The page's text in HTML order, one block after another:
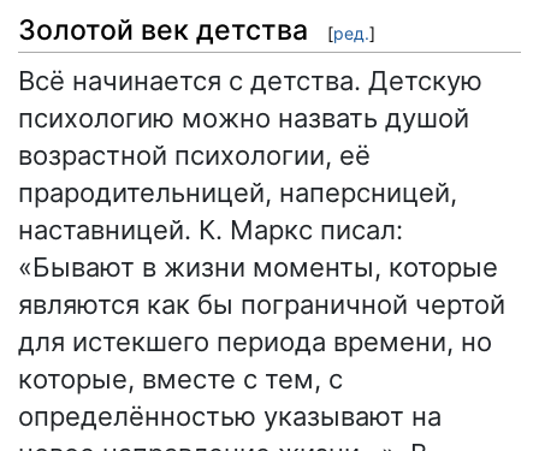
Золотой век детства [ред.]
Всё начинается с детства. Детскую
психологию можно назвать душой
возрастной психологии, её
прародительницей, наперсницей,
наставницей. К. Маркс писал:
«Бывают в жизни моменты, которые
являются как бы пограничной чертой
для истекшего периода времени, но
которые, вместе с тем, с
определённостью указывают на